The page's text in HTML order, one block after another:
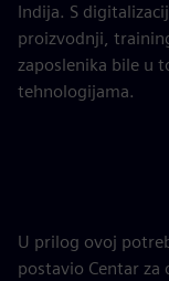
Indija. S
proizvodnji,
zaposlenika bile u
tehnologijama.
U prilog ovoj
postavio Centar